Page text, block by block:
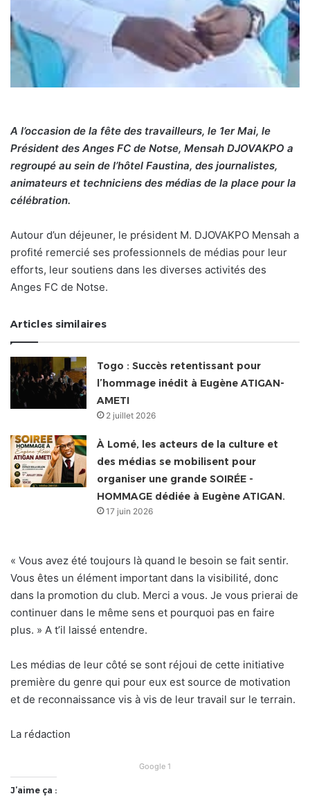
A l’occasion de la fête des travailleurs, le 1er Mai, le
Président des Anges FC de Notse, Mensah DJOVAKPO a
regroupé au sein de l’hôtel Faustina, des journalistes,
animateurs et techniciens des médias de la place pour la
célébration.
Autour d’un déjeuner, le président M. DJOVAKPO Mensah a
profité remercié ses professionnels de médias pour leur
efforts, leur soutiens dans les diverses activités des
Anges FC de Notse.
Articles similaires
Togo : Succès retentissant pour
l’hommage inédit à Eugène ATIGAN-
AMETI
2 juillet 2026
À Lomé, les acteurs de la culture et
des médias se mobilisent pour
organiser une grande SOIRÉE -
HOMMAGE dédiée à Eugène ATIGAN.
17 juin 2026
« Vous avez été toujours là quand le besoin se fait sentir.
Vous êtes un élément important dans la visibilité, donc
dans la promotion du club. Merci a vous. Je vous prierai de
continuer dans le même sens et pourquoi pas en faire
plus. » A t’il laissé entendre.
Les médias de leur côté se sont réjoui de cette initiative
première du genre qui pour eux est source de motivation
et de reconnaissance vis à vis de leur travail sur le terrain.
La rédaction
Google 1
J’aime ça :